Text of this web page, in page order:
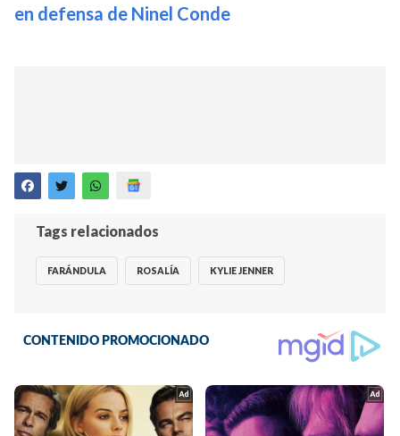
en defensa de Ninel Conde
Tags relacionados
FARÁNDULA ROSALÍA KYLIE JENNER